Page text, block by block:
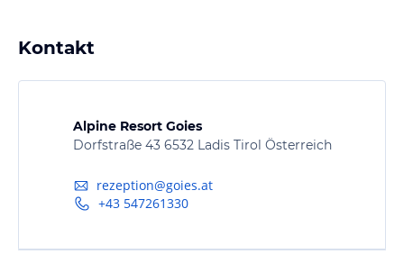
Kontakt
Alpine Resort Goies
Dorfstraße 43 6532 Ladis Tirol Österreich
rezeption@goies.at
+43 547261330